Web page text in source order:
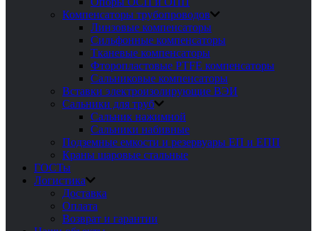
Компенсаторы трубопроводов
Линзовые компенсаторы
Сильфонные компенсаторы
Тканевые компенсаторы
Фторопластовые PTFE компенсаторы
Сальниковые компенсаторы
Вставки электроизолирующие ВЭИ
Сальники для труб
Сальник нажимной
Сальники набивные
Подземные емкости и резервуары ЕП и ЕПП
Краны шаровые стальные
ГОСТы
Логистика
Доставка
Оплата
Возврат и гарантии